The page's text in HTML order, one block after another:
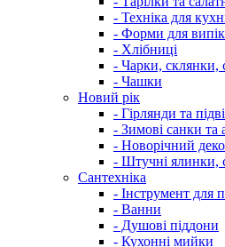
- Техніка для
- Форми для
- Хлібниці
- Чарки, склянки,
- Чашки
Новий рік
- Гірлянди та
- Зимові санки та
- Новорічний
- Штучні ялинки,
Сантехніка
- Інструмент для
- Ванни
- Душові піддони
- Кухонні мийки